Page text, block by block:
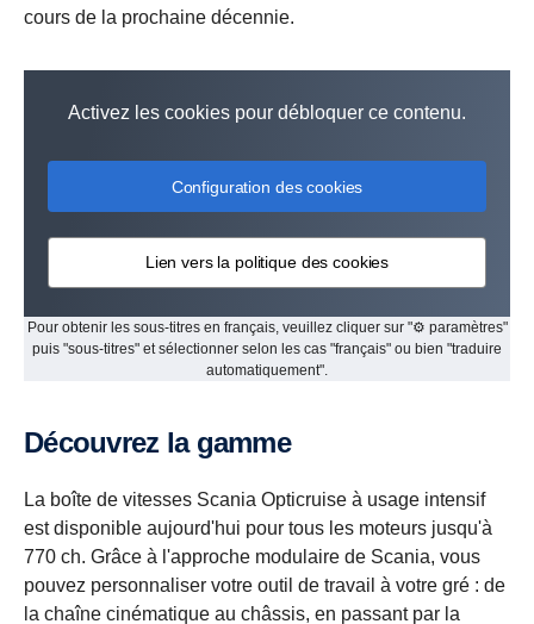
cours de la prochaine décennie.
Activez les cookies pour débloquer ce contenu.
Configuration des cookies
Lien vers la politique des cookies
Pour obtenir les sous-titres en français, veuillez cliquer sur "⚙ paramètres"
puis "sous-titres" et sélectionner selon les cas "français" ou bien "traduire
automatiquement".
Découvrez la gamme
La boîte de vitesses Scania Opticruise à usage intensif
est disponible aujourd'hui pour tous les moteurs jusqu'à
770 ch. Grâce à l'approche modulaire de Scania, vous
pouvez personnaliser votre outil de travail à votre gré : de
la chaîne cinématique au châssis, en passant par la